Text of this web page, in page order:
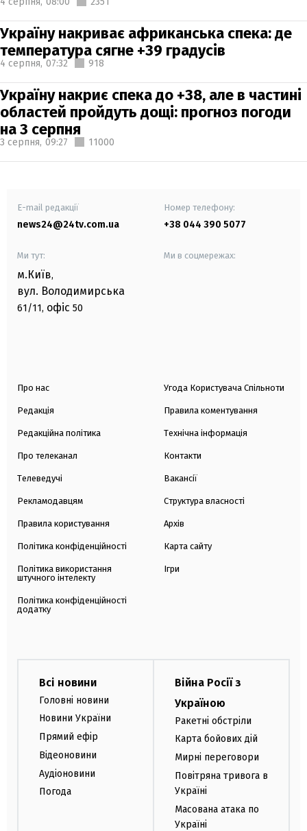
Україну накриває африканська спека: де
температура сягне +39 градусів
4 серпня, 07:32 918
Україну накриє спека до +38, але в частині
областей пройдуть дощі: прогноз погоди
на 3 серпня
3 серпня, 09:27 11000
E-mail редакції
news24@24tv.com.ua
Номер телефону:
+38 044 390 5077
Ми тут:
м.Київ,
вул. Володимирська
61/11, офіс 50
Ми в соцмережах:
Про нас
Редакція
Редакційна політика
Про телеканал
Телеведучі
Рекламодавцям
Правила користування
Політика конфіденційності
Політика використання
штучного інтелекту
Політика конфіденційності
додатку
Угода Користувача Спільноти
Правила коментування
Технічна інформація
Контакти
Вакансії
Структура власності
Архів
Карта сайту
Ігри
Всі новини
Головні новини
Новини України
Прямий ефір
Відеоновини
Аудіоновини
Погода
Війна Росії з
Україною
Ракетні обстріли
Карта бойових дій
Мирні переговори
Повітряна тривога в
Україні
Масована атака по
Україні